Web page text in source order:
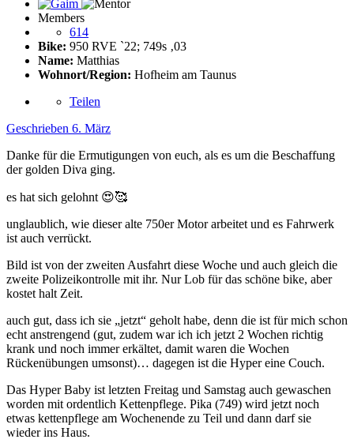
Members
614
Bike: 950 RVE ˋ22; 749s ‚03
Name: Matthias
Wohnort/Region: Hofheim am Taunus
Teilen
Geschrieben 6. März
Danke für die Ermutigungen von euch, als es um die Beschaffung
der golden Diva ging.
es hat sich gelohnt 😍🥰
unglaublich, wie dieser alte 750er Motor arbeitet und es Fahrwerk
ist auch verrückt.
Bild ist von der zweiten Ausfahrt diese Woche und auch gleich die
zweite Polizeikontrolle mit ihr. Nur Lob für das schöne bike, aber
kostet halt Zeit.
auch gut, dass ich sie „jetzt“ geholt habe, denn die ist für mich schon
echt anstrengend (gut, zudem war ich ich jetzt 2 Wochen richtig
krank und noch immer erkältet, damit waren die Wochen
Rückenübungen umsonst)… dagegen ist die Hyper eine Couch.
Das Hyper Baby ist letzten Freitag und Samstag auch gewaschen
worden mit ordentlich Kettenpflege. Pika (749) wird jetzt noch
etwas kettenpflege am Wochenende zu Teil und dann darf sie
wieder ins Haus.